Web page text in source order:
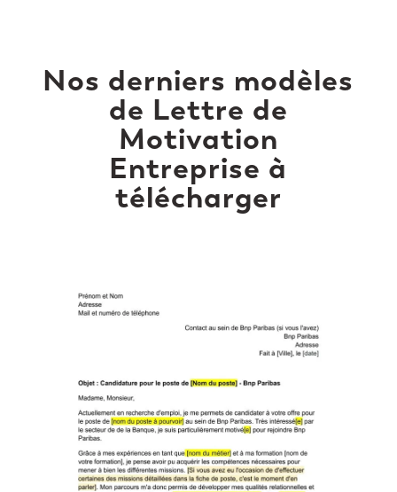
Nos derniers modèles
de Lettre de
Motivation
Entreprise à
télécharger